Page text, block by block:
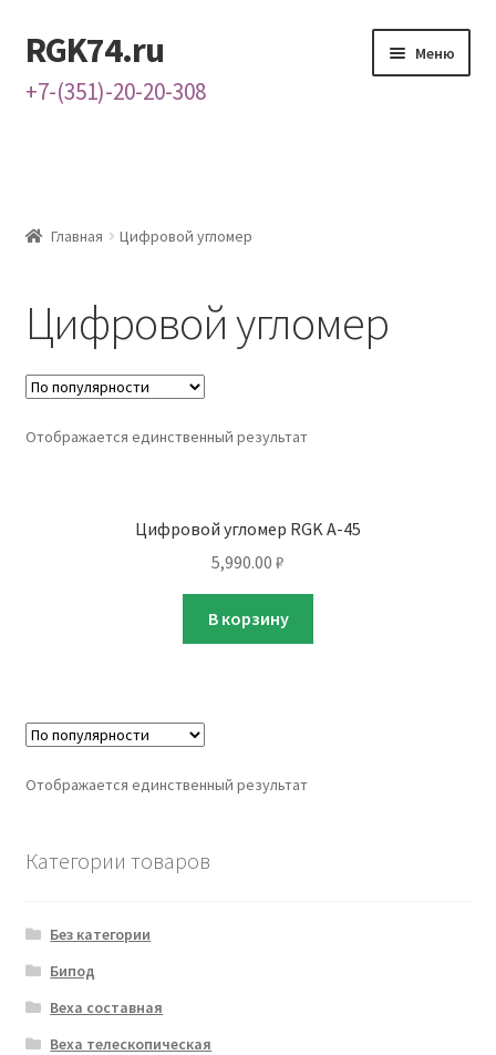
Перейти
к
навигации
Перейти
к
содержимому
RGK74.ru
+7-(351)-20-20-308
Меню
О нас
Главная Цифровой угломер
Цифровой угломер
Отображается единственный результат
Цифровой угломер RGK A-45
5,990.00 ₽
В корзину
Отображается единственный результат
Категории товаров
Без категории
Бипод
Веха составная
Веха телескопическая